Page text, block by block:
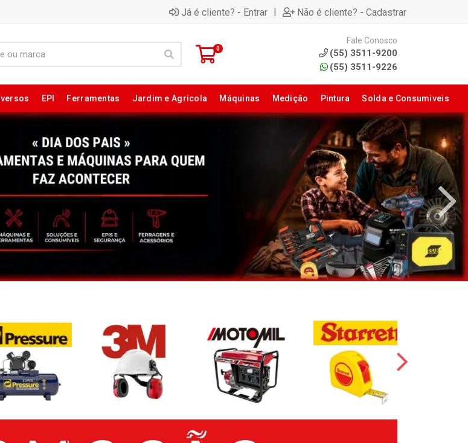
Já é cliente? - Entrar | Não é cliente? - Cadastrar
0
Fale Conosco
(55) 3511-9200
(55) 3511-9226
EPI Ferramentas Jardim e Agricola Máquinas Medição Pintura Solda e Consumiveis